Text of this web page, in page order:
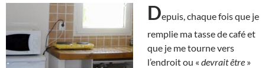
Depuis, chaque fois que je
remplie ma tasse de café et
que je me tourne vers
l’endroit ou « devrait être »